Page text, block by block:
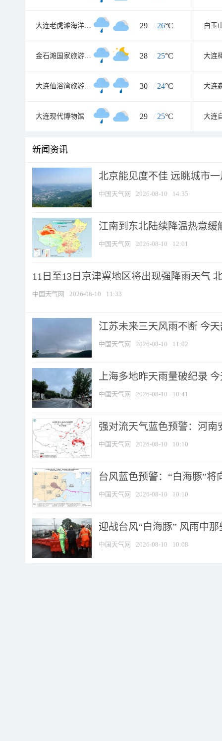
大连老虎滩海洋公园 29 / 26°C 白玉
金石滩国家旅游度假区 28 / 25°C
大连仙浴湾旅游渡假区 30 / 24°C 大连
大连现代博物馆 29 / 25°C 大连
新闻资讯
北京能见度不佳 远眺城市
中国天气网 2026-08-10 14:35
江南到东北陆续降温热意缓
中国天气网 2026-08-10 12:01
11日至13日京津冀地区将出现强降雨天气
中国天气网 2026-08-10 11:33
江苏未来三天风雨不断 今
中国天气网 2026-08-10 11:02
上海多地昨天雨量破纪录
中国天气网 2026-08-10 10:41
强对流天气蓝色预警：河南
中国天气网 2026-08-10 10:10
台风蓝色预警：“白海豚”
中国天气网 2026-08-10 10:10
迎战台风“白海豚” 风雨中
中国天气网 2026-08-10 10:08